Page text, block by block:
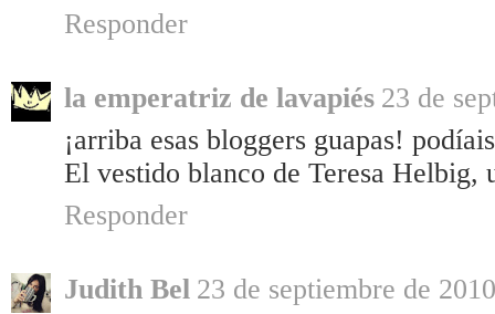
Responder
la emperatriz de lavapiés 23 de
¡arriba esas bloggers guapas!
El vestido blanco de Teresa Helbig,
Responder
Judith Bel 23 de septiembre de